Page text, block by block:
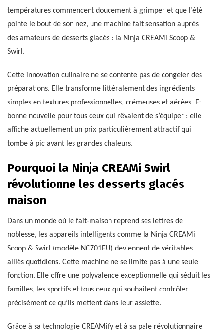
températures commencent doucement à grimper et que l’été
pointe le bout de son nez, une machine fait sensation auprès
des amateurs de desserts glacés : la Ninja CREAMi Scoop &
Swirl.
Cette innovation culinaire ne se contente pas de congeler des
préparations. Elle transforme littéralement des ingrédients
simples en textures professionnelles, crémeuses et aérées. Et
bonne nouvelle pour tous ceux qui rêvaient de s’équiper : elle
affiche actuellement un prix particulièrement attractif qui
tombe à pic avant les grandes chaleurs.
Pourquoi la Ninja CREAMi Swirl
révolutionne les desserts glacés
maison
Dans un monde où le fait-maison reprend ses lettres de
noblesse, les appareils intelligents comme la Ninja CREAMi
Scoop & Swirl (modèle NC701EU) deviennent de véritables
alliés quotidiens. Cette machine ne se limite pas à une seule
fonction. Elle offre une polyvalence exceptionnelle qui séduit les
familles, les sportifs et tous ceux qui souhaitent contrôler
précisément ce qu’ils mettent dans leur assiette.
Grâce à sa technologie CREAMify et à sa pale révolutionnaire